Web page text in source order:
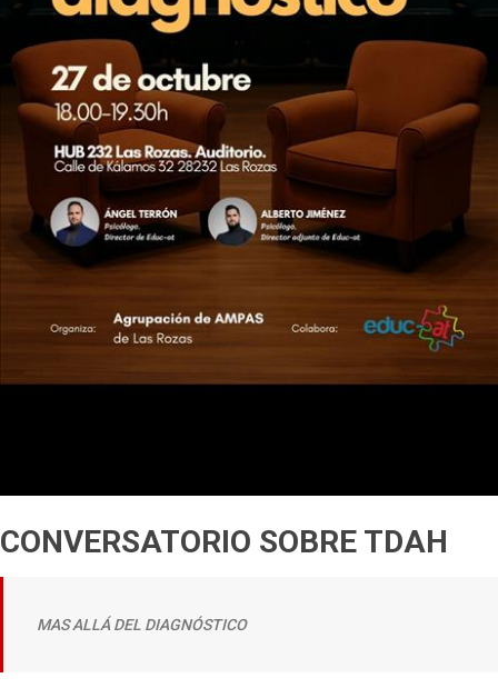
CONVERSATORIO SOBRE TDAH
MAS ALLÁ DEL DIAGNÓSTICO